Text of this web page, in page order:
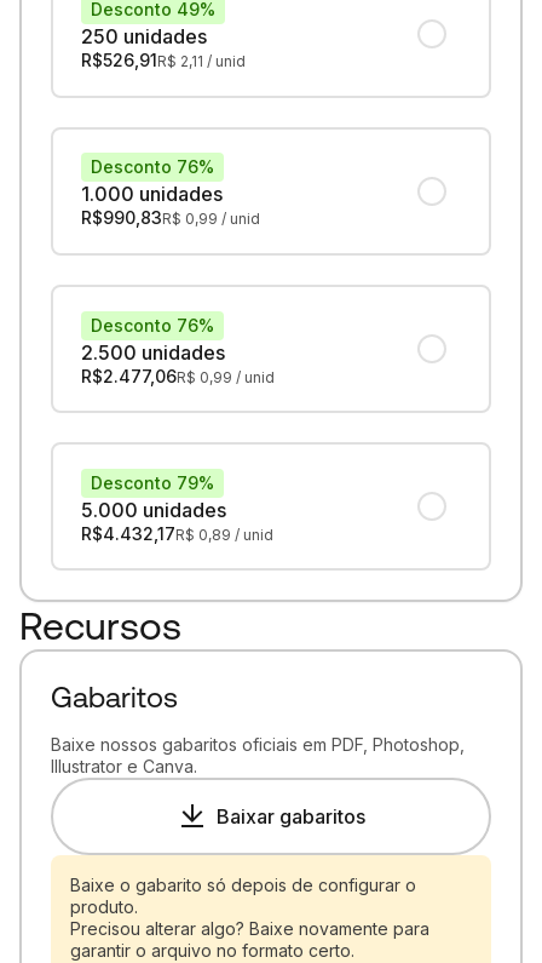
250 unidades
Desconto 49%
R$526,91R$ 2,11 / unid
1.000 unidades
Desconto 76%
R$990,83R$ 0,99 / unid
2.500 unidades
Desconto 76%
R$2.477,06R$ 0,99 / unid
5.000 unidades
Desconto 79%
R$4.432,17R$ 0,89 / unid
Recursos
Gabaritos
Baixe nossos gabaritos oficiais em PDF, Photoshop,
Illustrator e Canva.
Baixar gabaritos
Baixe o gabarito só depois de configurar o
produto.
Precisou alterar algo? Baixe novamente para
garantir o arquivo no formato certo.